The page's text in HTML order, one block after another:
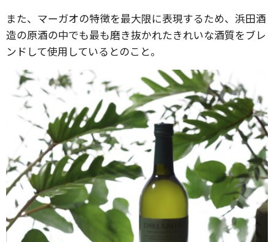
また、マーガオの特徴を最大限に表現するため、浜田酒
造の原酒の中でも最も磨き抜かれたきれいな酒質をブレ
ンドして使用しているとのこと。